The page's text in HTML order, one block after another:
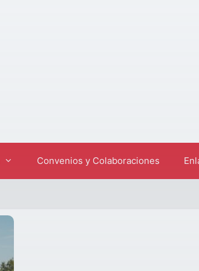
Convenios y Colaboraciones